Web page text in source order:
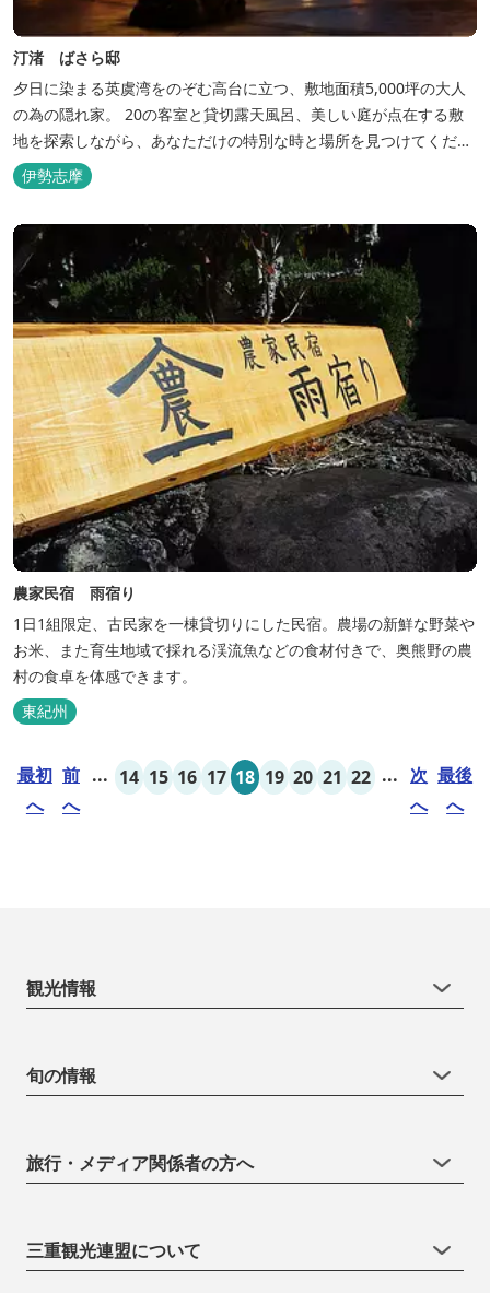
汀渚 ばさら邸
夕日に染まる英虞湾をのぞむ高台に立つ、敷地面積5,000坪の大人
の為の隠れ家。 20の客室と貸切露天風呂、美しい庭が点在する敷
地を探索しながら、あなただけの特別な時と場所を見つけてくださ
い。
伊勢志摩
農家民宿 雨宿り
1日1組限定、古民家を一棟貸切りにした民宿。農場の新鮮な野菜や
お米、また育生地域で採れる渓流魚などの食材付きで、奥熊野の農
村の食卓を体感できます。
東紀州
最初
へ
前
へ
... 14 15 16 17 18 19 20 21 22 ... 次
へ
最後
へ
観光情報
旬の情報
旅行・メディア関係者の方へ
三重観光連盟について